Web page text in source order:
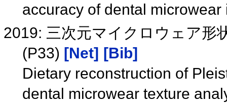
accuracy of dental
2019: 三次元マイクロウェア形
(P33) [Net] [Bib]
Dietary reconstruction of
dental microwear texture